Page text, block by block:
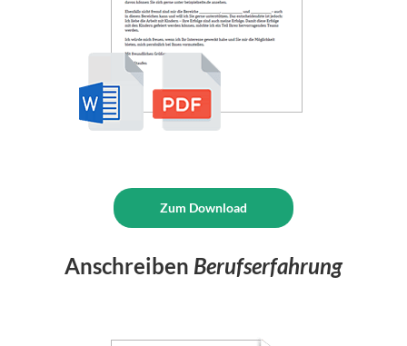
Zum Download
Anschreiben Berufserfahrung